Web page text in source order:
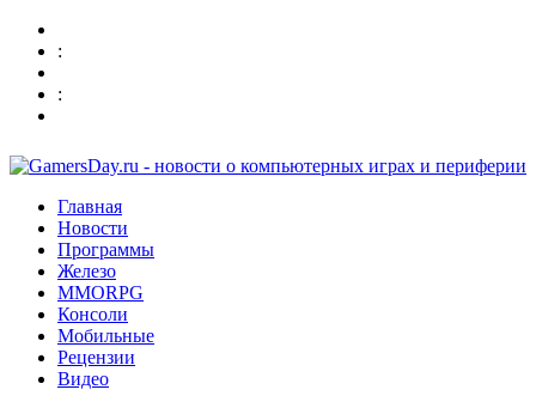
:
:
Главная
Новости
Программы
Железо
MMORPG
Консоли
Мобильные
Рецензии
Видео